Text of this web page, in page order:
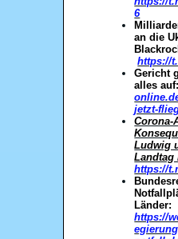
6
an die
https://
Gericht
alles
jetzt-
Corona-
Ludwig
Landtag
https://
Länder:
https://